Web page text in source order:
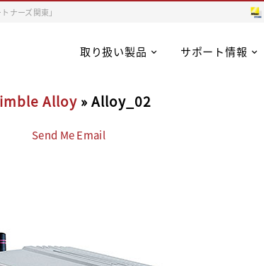
ナーズ関東」
取り扱い製品 サポート情報
Alloy » Alloy_02
Send Me Email